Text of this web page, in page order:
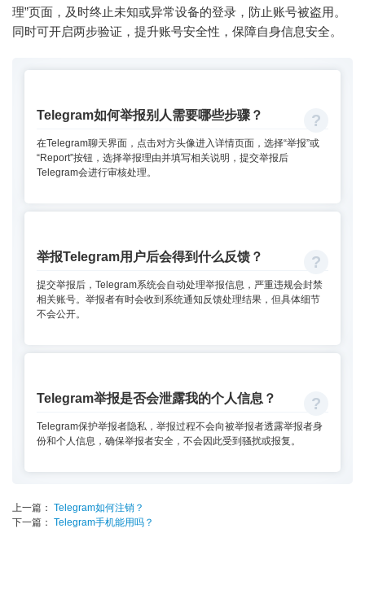
理”页面，及时终止未知或异常设备的登录，防止账号被盗用。
同时可开启两步验证，提升账号安全性，保障自身信息安全。
Telegram如何举报别人需要哪些步骤？
在Telegram聊天界面，点击对方头像进入详情页面，选择“举报”或
“Report”按钮，选择举报理由并填写相关说明，提交举报后
Telegram会进行审核处理。
举报Telegram用户后会得到什么反馈？
提交举报后，Telegram系统会自动处理举报信息，严重违规会封禁
相关账号。举报者有时会收到系统通知反馈处理结果，但具体细节
不会公开。
Telegram举报是否会泄露我的个人信息？
Telegram保护举报者隐私，举报过程不会向被举报者透露举报者身
份和个人信息，确保举报者安全，不会因此受到骚扰或报复。
上一篇： Telegram如何注销？
下一篇： Telegram手机能用吗？